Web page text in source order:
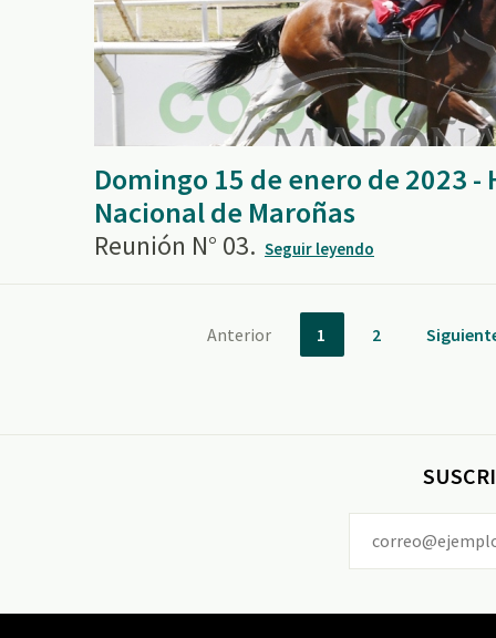
Domingo 15 de enero de 2023
Nacional de Maroñas
Reunión N° 03. Seguir leyendo
Anterior 1 2